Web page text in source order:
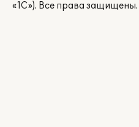
«1С»). Все права защищены.